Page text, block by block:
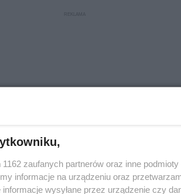
zaufanych partnerów oraz inne
informacje na urządzeniu oraz
informacje wysyłane przez urządzenie czy